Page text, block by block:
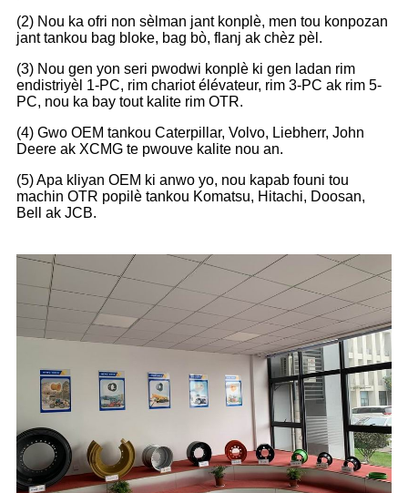
(2) Nou ka ofri non sèlman jant konplè, men tou konpozan
jant tankou bag bloke, bag bò, flanj ak chèz pèl.
(3) Nou gen yon seri pwodwi konplè ki gen ladan rim
endistriyèl 1-PC, rim chariot élévateur, rim 3-PC ak rim 5-
PC, nou ka bay tout kalite rim OTR.
(4) Gwo OEM tankou Caterpillar, Volvo, Liebherr, John
Deere ak XCMG te pwouve kalite nou an.
(5) Apa kliyan OEM ki anwo yo, nou kapab founi tou
machin OTR popilè tankou Komatsu, Hitachi, Doosan,
Bell ak JCB.